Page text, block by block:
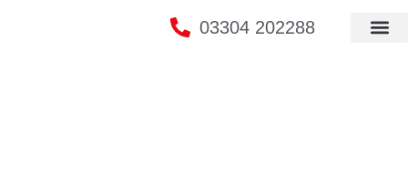
03304 202288